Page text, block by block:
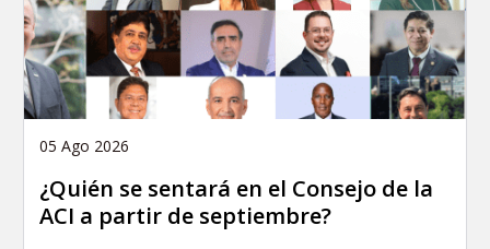
05 Ago 2026
¿Quién se sentará en el Consejo de la
ACI a partir de septiembre?